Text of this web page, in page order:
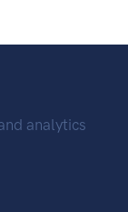
analytics